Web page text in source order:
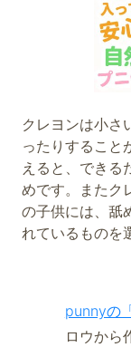
クレヨンは小さ
ったりすること
えると、できる
めです。またク
の子供には、舐
れているものを
punnyの
ロウから